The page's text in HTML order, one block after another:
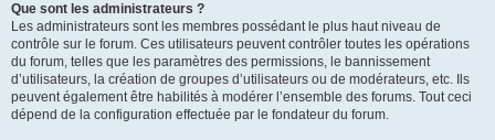
Que sont les administrateurs ?
Les administrateurs sont les membres possédant le plus haut niveau de
contrôle sur le forum. Ces utilisateurs peuvent contrôler toutes les opérations
du forum, telles que les paramètres des permissions, le bannissement
d’utilisateurs, la création de groupes d’utilisateurs ou de modérateurs, etc. Ils
peuvent également être habilités à modérer l’ensemble des forums. Tout ceci
dépend de la configuration effectuée par le fondateur du forum.